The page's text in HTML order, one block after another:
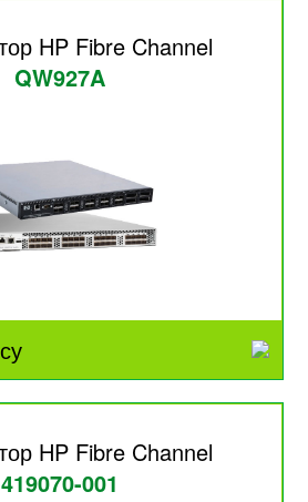
HP Fibre Channel
QW927A
HP Fibre Channel
419070-001